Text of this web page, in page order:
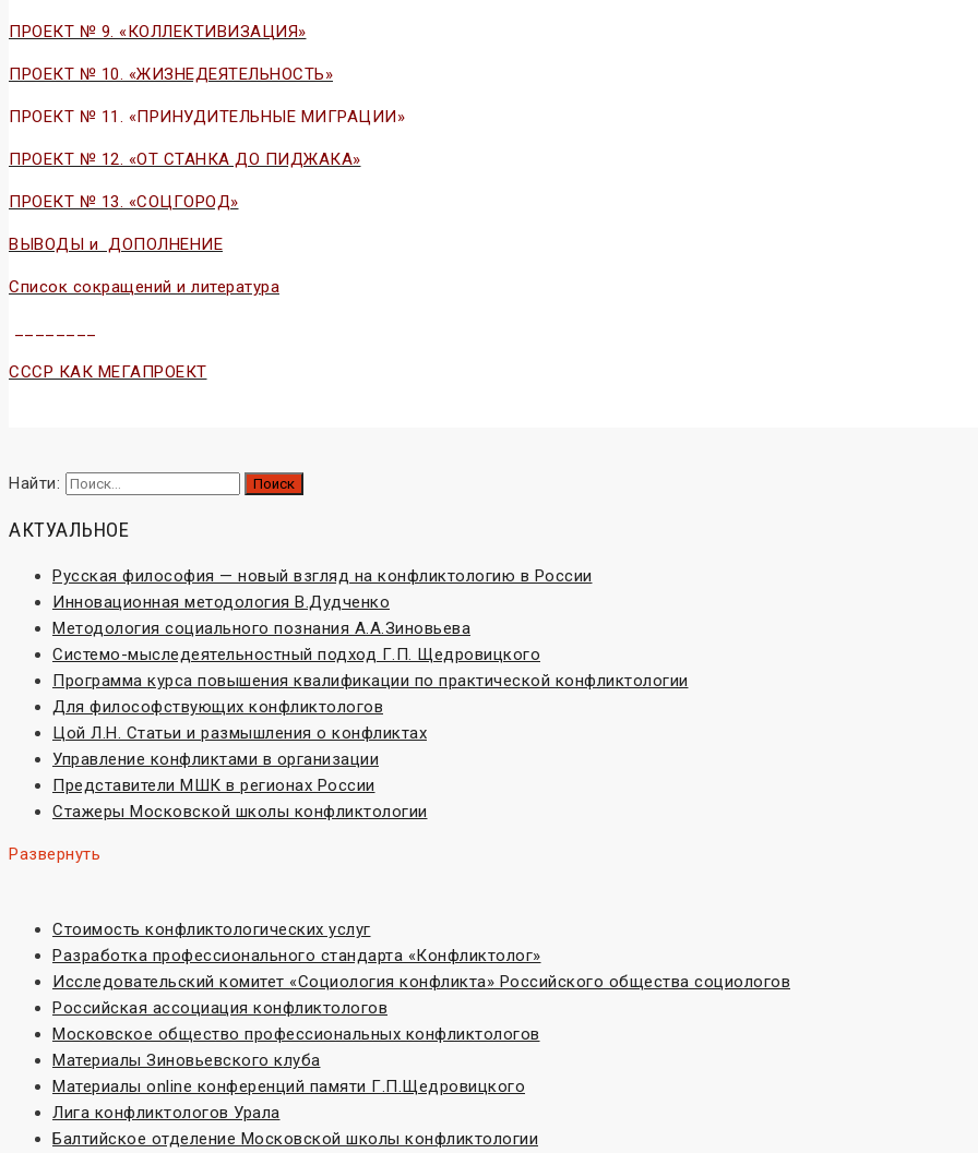
ПРОЕКТ № 9. «КОЛЛЕКТИВИЗАЦИЯ»
ПРОЕКТ № 10. «ЖИЗНЕДЕЯТЕЛЬНОСТЬ»
ПРОЕКТ № 11. «ПРИНУДИТЕЛЬНЫЕ МИГРАЦИИ»
ПРОЕКТ № 12. «ОТ СТАНКА ДО ПИДЖАКА»
ПРОЕКТ № 13. «СОЦГОРОД»
ВЫВОДЫ и ДОПОЛНЕНИЕ
Список сокращений и литература
СССР КАК МЕГАПРОЕКТ
Найти:
АКТУАЛЬНОЕ
Русская философия — новый взгляд на конфликтологию в России
Инновационная методология В.Дудченко
Методология социального познания А.А.Зиновьева
Системо-мыследеятельностный подход Г.П. Щедровицкого
Программа курса повышения квалификации по практической конфликтологии
Для философствующих конфликтологов
Цой Л.Н. Статьи и размышления о конфликтах
Управление конфликтами в организации
Представители МШК в регионах России
Стажеры Московской школы конфликтологии
Развернуть
Стоимость конфликтологических услуг
Разработка профессионального стандарта «Конфликтолог»
Исследовательский комитет «Социoлогия конфликта» Российского общества социологов
Российская ассоциация конфликтологов
Московское общество профессиональных конфликтологов
Материалы Зиновьевского клуба
Материалы online конференций памяти Г.П.Щедровицкого
Лига конфликтологов Урала
Балтийское отделение Московской школы конфликтологии